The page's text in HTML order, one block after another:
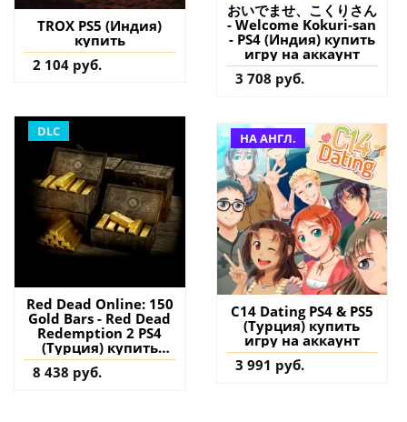
TROX PS5 (Индия)
купить
2 104 руб.
おいでませ、こくりさん
- Welcome Kokuri-san
- PS4 (Индия) купить
игру на аккаунт
3 708 руб.
DLC
Red Dead Online: 150
Gold Bars - Red Dead
Redemption 2 PS4
(Турция) купить
дополнение на
аккаунт
8 438 руб.
НА АНГЛ.
C14 Dating PS4 & PS5
(Турция) купить
игру на аккаунт
3 991 руб.